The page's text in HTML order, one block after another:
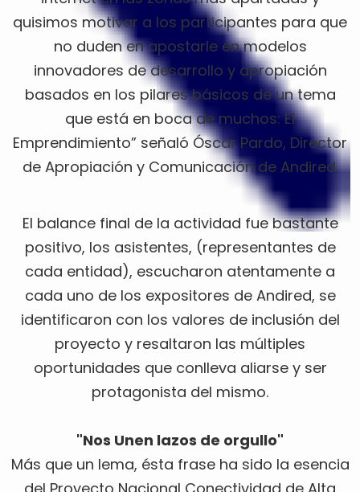
quisimos motivar a los participantes para que
no duden en apostarle en modelos
innovadores de desarrollo y apropiación
basados en los pilares básicos de un tema
que está en boca de muchos: El
Emprendimiento” señaló Óscar Pardo, Director
de Apropiación y Comunicación de Andired.
El balance final de la actividad fue bastante
positivo, los asistentes, (representantes de
cada entidad), escucharon atentamente a
cada uno de los expositores de Andired, se
identificaron con los valores de inclusión del
proyecto y resaltaron las múltiples
oportunidades que conlleva aliarse y ser
protagonista del mismo.
"Nos Unen lazos de orgullo"
Más que un lema, ésta frase ha sido la esencia